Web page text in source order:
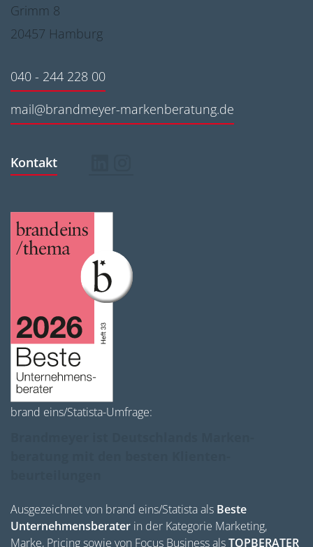
Grimm 8
20457 Hamburg
040 - 244 228 00
mail@brandmeyer-markenberatung.de
Kontakt
brand eins/Statista-Umfrage:
Ausgezeichnet von brand eins/Statista als Beste
Unternehmensberater in der Kategorie Marketing,
Marke, Pricing sowie von Focus Business alsTOPBERATER